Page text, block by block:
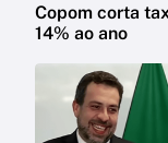
Copom corta
14% ao ano